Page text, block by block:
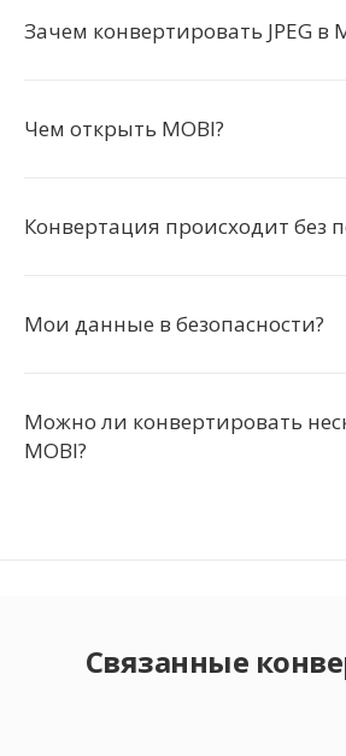
Зачем конвертировать JPEG в
Чем открыть MOBI?
Конвертация происходит без
Мои данные в безопасности?
Можно ли конвертировать
MOBI?
Связанные